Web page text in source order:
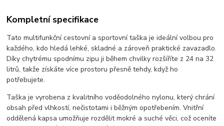
Kompletní specifikace
Tato multifunkční cestovní a sportovní taška je ideální volbou pro
každého, kdo hledá lehké, skladné a zároveň praktické zavazadlo.
Díky chytrému spodnímu zipu ji během chvilky rozšíříte z 24 na 32
litrů, takže získáte více prostoru přesně tehdy, když ho
potřebujete.
Taška je vyrobena z kvalitního voděodolného nylonu, který chrání
obsah před vlhkostí, nečistotami i běžným opotřebením. Vnitřní
oddělená kapsa umožňuje rozdělit mokré a suché věci, což oceníte